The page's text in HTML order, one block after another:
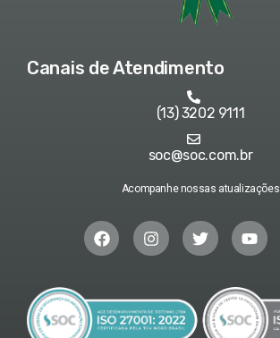
Canais de Atendimento
(13) 3202 9111
soc@soc.com.br
Acompanhe nossas atualizações